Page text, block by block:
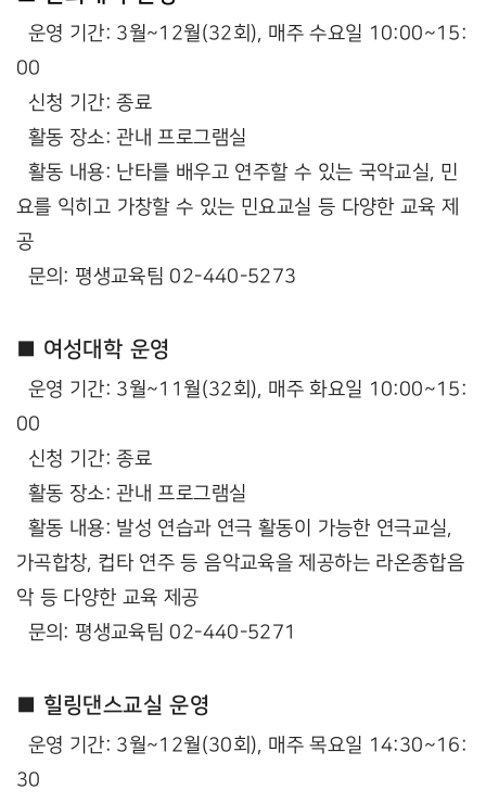
운영 기간: 3월~12월(32회), 매주 수요일 10:00~15:
00
신청 기간: 종료
활동 장소: 관내 프로그램실
활동 내용: 난타를 배우고 연주할 수 있는 국악교실, 민
요를 익히고 가창할 수 있는 민요교실 등 다양한 교육 제
공
문의: 평생교육팀 02-440-5273
■ 여성대학 운영
운영 기간: 3월~11월(32회), 매주 화요일 10:00~15:
00
신청 기간: 종료
활동 장소: 관내 프로그램실
활동 내용: 발성 연습과 연극 활동이 가능한 연극교실,
가곡합창, 컵타 연주 등 음악교육을 제공하는 라온종합음
악 등 다양한 교육 제공
문의: 평생교육팀 02-440-5271
■ 힐링댄스교실 운영
운영 기간: 3월~12월(30회), 매주 목요일 14:30~16:
30